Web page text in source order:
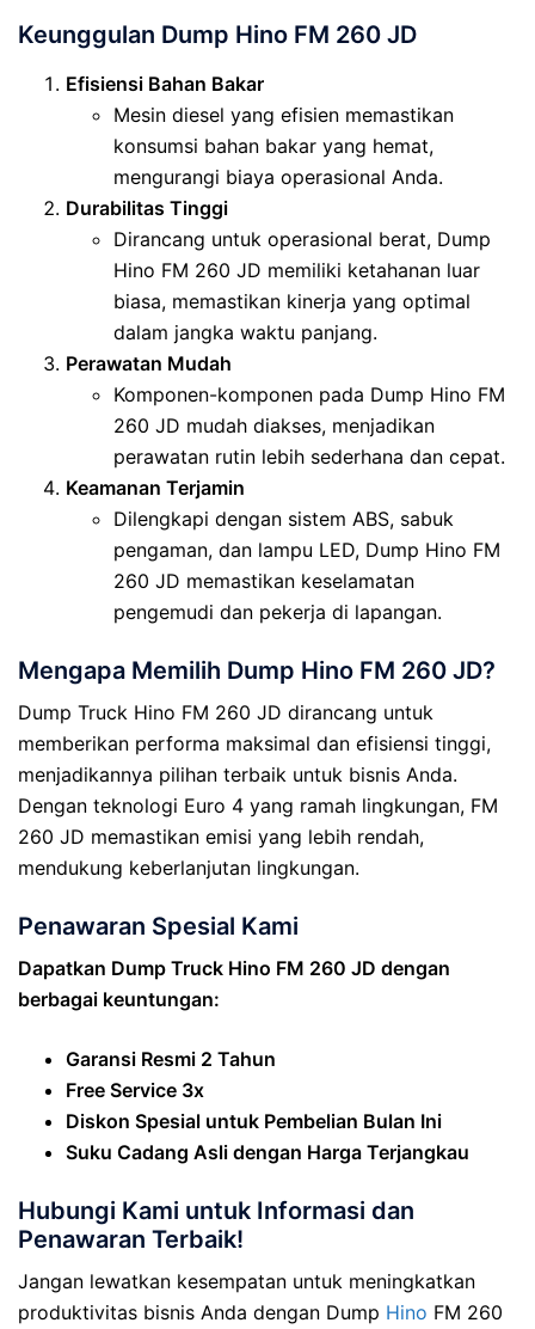
Keunggulan Dump Hino FM 260 JD
Efisiensi Bahan Bakar
Mesin diesel yang efisien memastikan
konsumsi bahan bakar yang hemat,
mengurangi biaya operasional Anda.
Durabilitas Tinggi
Dirancang untuk operasional berat, Dump
Hino FM 260 JD memiliki ketahanan luar
biasa, memastikan kinerja yang optimal
dalam jangka waktu panjang.
Perawatan Mudah
Komponen-komponen pada Dump Hino FM
260 JD mudah diakses, menjadikan
perawatan rutin lebih sederhana dan cepat.
Keamanan Terjamin
Dilengkapi dengan sistem ABS, sabuk
pengaman, dan lampu LED, Dump Hino FM
260 JD memastikan keselamatan
pengemudi dan pekerja di lapangan.
Mengapa Memilih Dump Hino FM 260 JD?
Dump Truck Hino FM 260 JD dirancang untuk
memberikan performa maksimal dan efisiensi tinggi,
menjadikannya pilihan terbaik untuk bisnis Anda.
Dengan teknologi Euro 4 yang ramah lingkungan, FM
260 JD memastikan emisi yang lebih rendah,
mendukung keberlanjutan lingkungan.
Penawaran Spesial Kami
Dapatkan Dump Truck Hino FM 260 JD dengan
berbagai keuntungan:
Garansi Resmi 2 Tahun
Free Service 3x
Diskon Spesial untuk Pembelian Bulan Ini
Suku Cadang Asli dengan Harga Terjangkau
Hubungi Kami untuk Informasi dan
Penawaran Terbaik!
Jangan lewatkan kesempatan untuk meningkatkan
produktivitas bisnis Anda dengan Dump Hino FM 260